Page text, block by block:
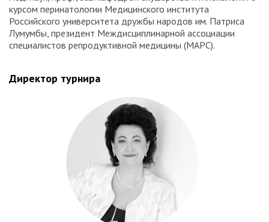
курсом перинатологии Медицинского института
Российского университета дружбы народов им. Патриса
Лумумбы, президент Междисциплинарной ассоциации
специалистов репродуктивной медицины (МАРС).
Директор турнира